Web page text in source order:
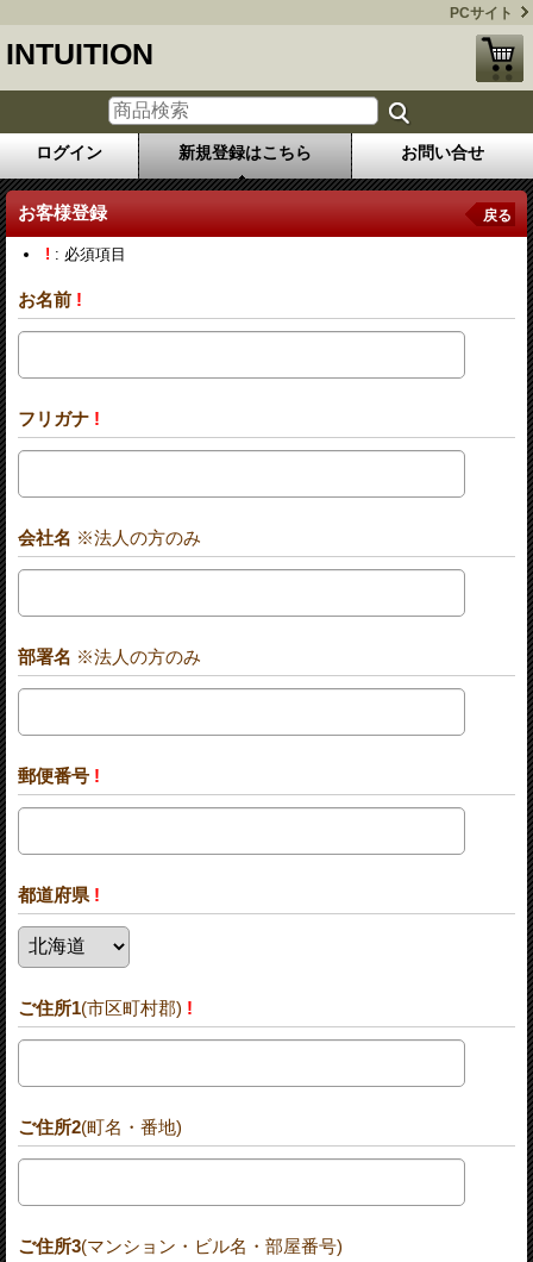
PCサイト
INTUITION
ログイン 新規登録はこちら お問い合せ
お客様登録 戻る
! : 必須項目
お名前 !
フリガナ !
会社名 ※法人の方のみ
部署名 ※法人の方のみ
郵便番号 !
都道府県 !
ご住所1(市区町村郡) !
ご住所2(町名・番地)
ご住所3(マンション・ビル名・部屋番号)